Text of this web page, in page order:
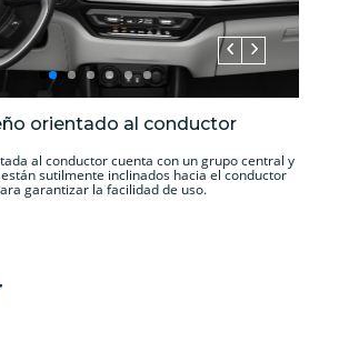
orientado al conductor
al conductor cuenta con un grupo central y
sutilmente inclinados hacia el conductor
garantizar la facilidad de uso.